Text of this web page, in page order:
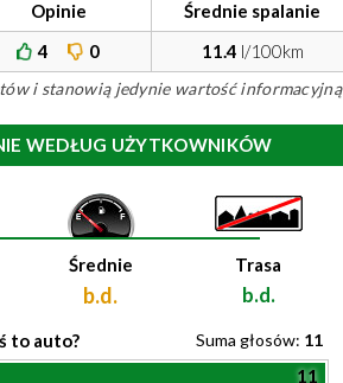
Opinie
Średnie spalanie
4 0 11.4 l/100km
i stanowią jedynie wartość informacyjną
WEDŁUG UŻYTKOWNIKÓW
Średnie
b.d.
Trasa
b.d.
to auto? Suma głosów: 11
11